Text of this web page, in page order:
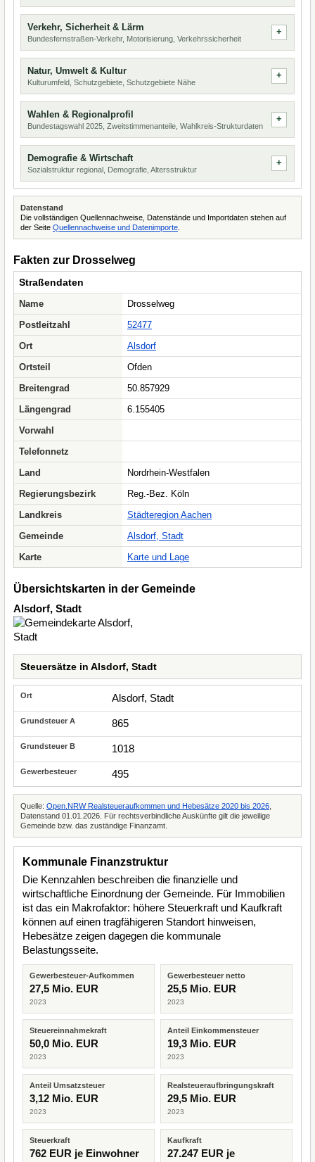
Verkehr, Sicherheit & Lärm
Bundesfernstraßen-Verkehr, Motorisierung, Verkehrssicherheit
Natur, Umwelt & Kultur
Kulturumfeld, Schutzgebiete, Schutzgebiete Nähe
Wahlen & Regionalprofil
Bundestagswahl 2025, Zweitstimmenanteile, Wahlkreis-Strukturdaten
Demografie & Wirtschaft
Sozialstruktur regional, Demografie, Altersstruktur
Datenstand
Die vollständigen Quellennachweise, Datenstände und Importdaten stehen auf
der Seite Quellennachweise und Datenimporte
Fakten zur Drosselweg
Straßendaten
Name
Drosselweg
Postleitzahl
52477
Ort
Alsdorf
Ortsteil
Ofden
Breitengrad
50.857929
Längengrad
6.155405
Vorwahl
Telefonnetz
Land
Nordrhein-Westfalen
Regierungsbezirk
Reg.-Bez. Köln
Landkreis
Städteregion Aachen
Gemeinde
Alsdorf, Stadt
Karte
Karte und Lage
Übersichtskarten in der Gemeinde
Alsdorf, Stadt
Steuersätze in Alsdorf, Stadt
Alsdorf, Stadt
865
1018
495
Quelle: Open.NRW Realsteueraufkommen und Hebesätze 2020 bis 2026
Datenstand 01.01.2026. Für rechtsverbindliche Auskünfte gilt die jeweilige
Gemeinde bzw. das zuständige Finanzamt.
Kommunale Finanzstruktur
Die Kennzahlen beschreiben die finanzielle und
wirtschaftliche Einordnung der Gemeinde. Für Immobilien
ist das ein Makrofaktor: höhere Steuerkraft und Kaufkraft
können auf einen tragfähigeren Standort hinweisen,
Hebesätze zeigen dagegen die kommunale
Belastungsseite.
Gewerbesteuer-Aufkommen
27,5 Mio. EUR
2023
Gewerbesteuer netto
25,5 Mio. EUR
2023
Steuereinnahmekraft
50,0 Mio. EUR
2023
Anteil Einkommensteuer
19,3 Mio. EUR
2023
Anteil Umsatzsteuer
3,12 Mio. EUR
2023
Realsteueraufbringungskraft
29,5 Mio. EUR
2023
Steuerkraft
762 EUR je Einwohner
Kaufkraft
27.247 EUR je